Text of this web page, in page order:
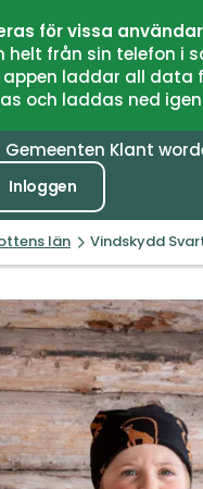
för vissa
från sin telefon i
appen laddar all
och laddas ned
Gemeenten Klant
Inloggen
län Vindskydd